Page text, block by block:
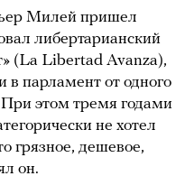
Милей пришел
либертарианский
(La Libertad Avanza),
в парламент от одного
При этом тремя годами
не хотел
грязное, дешевое,
он.